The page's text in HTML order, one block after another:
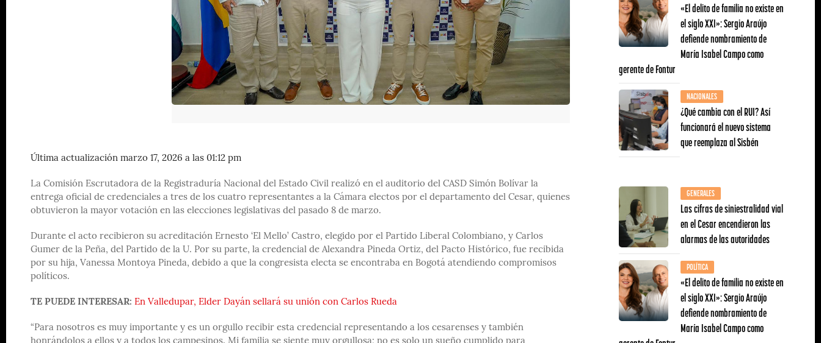
Última actualización marzo 17, 2026 a las 01:12 pm
La Comisión Escrutadora de la Registraduría Nacional del Estado Civil realizó en el auditorio del CASD Simón Bolívar la
entrega oficial de credenciales a tres de los cuatro representantes a la Cámara electos por el departamento del Cesar, quienes
obtuvieron la mayor votación en las elecciones legislativas del pasado 8 de marzo.
Durante el acto recibieron su acreditación Ernesto ‘El Mello’ Castro, elegido por el Partido Liberal Colombiano, y Carlos
Gumer de la Peña, del Partido de la U. Por su parte, la credencial de Alexandra Pineda Ortiz, del Pacto Histórico, fue recibida
por su hija, Vanessa Montoya Pineda, debido a que la congresista electa se encontraba en Bogotá atendiendo compromisos
políticos.
TE PUEDE INTERESAR: En Valledupar, Elder Dayán sellará su unión con Carlos Rueda
“Para nosotros es muy importante y es un orgullo recibir esta credencial representando a los cesarenses y también
«El delito de familia no existe en
el siglo XXI»: Sergio Araújo
defiende nombramiento de
María Isabel Campo como
gerente de Fontur
NACIONALES
¿Qué cambia con el RUI? Así
funcionará el nuevo sistema
que reemplaza al Sisbén
GENERALES
Las cifras de siniestralidad vial
en el Cesar encendieron las
alarmas de las autoridades
POLÍTICA
«El delito de familia no existe en
el siglo XXI»: Sergio Araújo
defiende nombramiento de
María Isabel Campo como